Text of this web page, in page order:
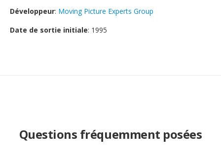
Développeur: Moving Picture Experts Group
Date de sortie initiale: 1995
Questions fréquemment posées